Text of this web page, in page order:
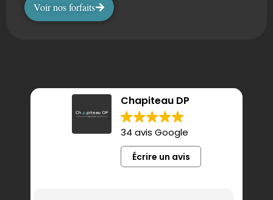
Voir nos forfaits
Chapiteau DP
34 avis Google
Écrire un avis